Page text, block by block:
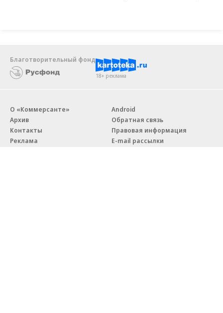
Благотворительный фонд
18+ реклама
О «Коммерсанте»
Архив
Контакты
Реклама
Android
Обратная связь
Правовая информация
E-mail рассылки